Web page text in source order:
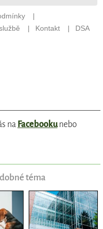
na Facebookunebo
téma